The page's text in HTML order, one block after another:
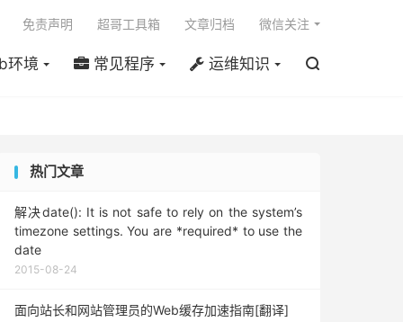
环境 常见程序 运维知识 
免责声明 超哥工具箱 文章归档 微信关注
热门文章
解决date(): It is not safe to rely on the system’s
timezone settings. You are *required* to use the
date
2015-08-24
面向站长和网站管理员的Web缓存加速指南[翻译]